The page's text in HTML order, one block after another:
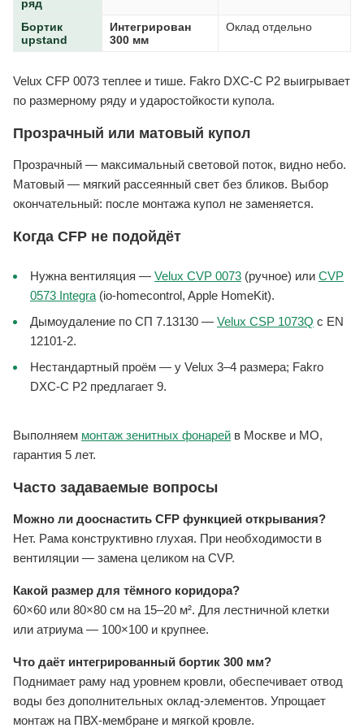
ряд
Бортик
upstand
Интегрирован
300 мм
Оклад отдельно
Velux CFP 0073 теплее и тише. Fakro DXC-C P2 выигрывает
по размерному ряду и ударостойкости купола.
Прозрачный или матовый купол
Прозрачный — максимальный световой поток, видно небо.
Матовый — мягкий рассеянный свет без бликов. Выбор
окончательный: после монтажа купол не заменяется.
Когда CFP не подойдёт
Нужна вентиляция — Velux CVP 0073 (ручное) или CVP
0573 Integra (io-homecontrol, Apple HomeKit).
Дымоудаление по СП 7.13130 — Velux CSP 1073Q с EN
12101-2.
Нестандартный проём — у Velux 3–4 размера; Fakro
DXC-C P2 предлагает 9.
Выполняем монтаж зенитных фонарей в Москве и МО,
гарантия 5 лет.
Часто задаваемые вопросы
Можно ли дооснастить CFP функцией открывания?
Нет. Рама конструктивно глухая. При необходимости в
вентиляции — замена целиком на CVP.
Какой размер для тёмного коридора?
60×60 или 80×80 см на 15–20 м². Для лестничной клетки
или атриума — 100×100 и крупнее.
Что даёт интегрированный бортик 300 мм?
Поднимает раму над уровнем кровли, обеспечивает отвод
воды без дополнительных оклад-элементов. Упрощает
монтаж на ПВХ-мембране и мягкой кровле.